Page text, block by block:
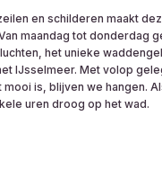
en schilderen maakt
maandag tot donderdag
het unieke
IJsselmeer. Met volop
mooi is, blijven we hangen.
uren droog op het wad.